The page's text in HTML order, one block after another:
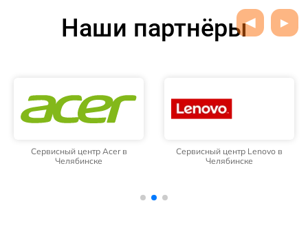
Наши партнёры
Сервисный центр Acer в
Челябинске
Сервисный центр Lenovo в
Челябинске